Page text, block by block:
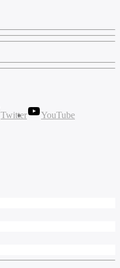
Twitter
YouTube